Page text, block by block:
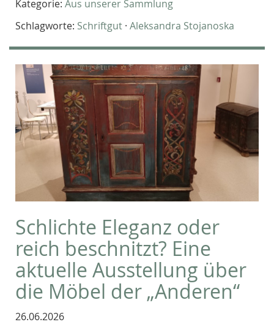
Kategorie: Aus unserer Sammlung
Schlagworte: Schriftgut · Aleksandra Stojanoska
Schlichte Eleganz oder
reich beschnitzt? Eine
aktuelle Ausstellung über
die Möbel der „Anderen“
26.06.2026